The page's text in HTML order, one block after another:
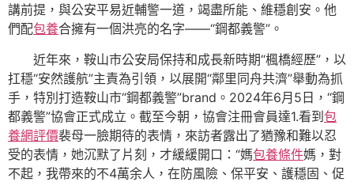
講前提，與公安平易近輔警一道，竭盡所能、維穩創安。他
們配包養合擁有一個洪亮的名字——“鋼都義警”。
近年來，鞍山市公安局保持和成長新時期“楓橋經歷”，以
扛穩“安然護航”主責為引領，以展開“鄰里同舟共濟”舉動為抓
手，特別打造鞍山市“鋼都義警”brand。2024年6月5日，“鋼
都義警”協會正式成立。截至今朝，協會注冊會員達1.看到包
養網評價裴母一臉期待的表情，來訪者露出了猶豫和難以忍
受的表情，她沉默了片刻，才緩緩開口：“媽包養條件媽，對
不起，我帶來的不4萬余人，在防風險、保平安、護穩固、促